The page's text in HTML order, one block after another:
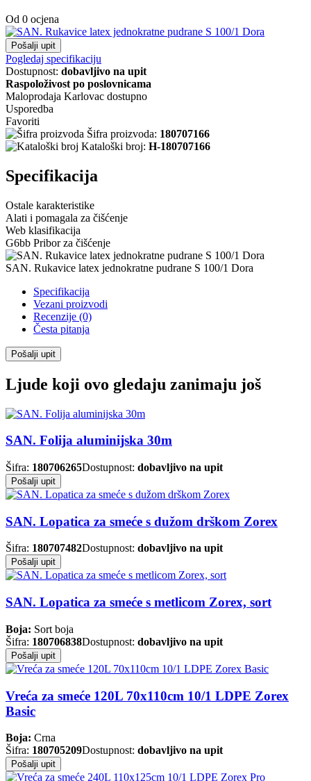
Od 0 ocjena
Pošalji upit
Pogledaj specifikaciju
Dostupnost: dobavljivo na upit
Raspoloživost po poslovnicama
Maloprodaja Karlovac dostupno
Usporedba
Favoriti
Šifra proizvoda: 180707166
Kataloški broj: H-180707166
Specifikacija
Ostale karakteristike
Alati i pomagala za čišćenje
Web klasifikacija
G6bb Pribor za čišćenje
SAN. Rukavice latex jednokratne pudrane S 100/1 Dora
Specifikacija
Vezani proizvodi
Recenzije (0)
Česta pitanja
Pošalji upit
Ljude koji ovo gledaju zanimaju još
SAN. Folija aluminijska 30m
Šifra: 180706265Dostupnost: dobavljivo na upit
Pošalji upit
SAN. Lopatica za smeće s dužom drškom Zorex
Šifra: 180707482Dostupnost: dobavljivo na upit
Pošalji upit
SAN. Lopatica za smeće s metlicom Zorex, sort
Boja: Sort boja
Šifra: 180706838Dostupnost: dobavljivo na upit
Pošalji upit
Vreća za smeće 120L 70x110cm 10/1 LDPE Zorex
Basic
Boja: Crna
Šifra: 180705209Dostupnost: dobavljivo na upit
Pošalji upit